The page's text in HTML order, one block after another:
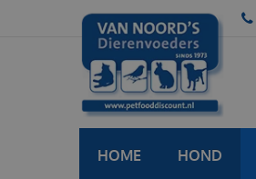
HOME HOND